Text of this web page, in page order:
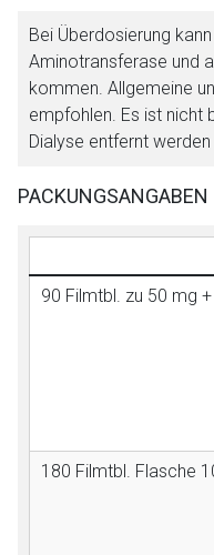
Bei Überdosierung
Aminotransferase und
kommen. Allgemeine
empfohlen. Es ist nicht
Dialyse entfernt werden
PACKUNGSANGABEN
90 Filmtbl. zu 50 mg
180 Filmtbl. Flasche